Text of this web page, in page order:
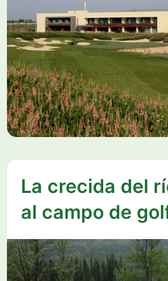
La crecida del
al campo de